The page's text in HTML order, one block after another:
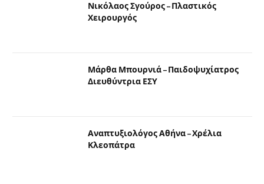
Νικόλαος Σγούρος – Πλαστικός
Χειρουργός
Μάρθα Μπουρνιά – Παιδοψυχίατρος
Διευθύντρια ΕΣΥ
Αναπτυξιολόγος Αθήνα – Χρέλια
Κλεοπάτρα